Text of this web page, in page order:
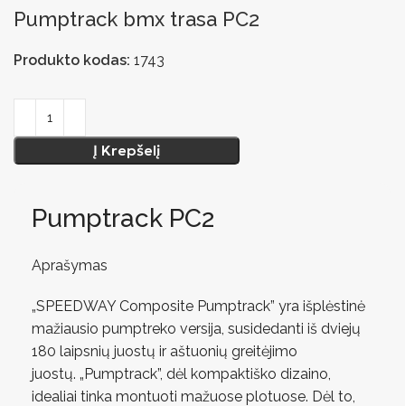
Pumptrack bmx trasa PC2
Produkto kodas: 1743
Į Krepšelį
Pumptrack PC2
Aprašymas
„SPEEDWAY Composite Pumptrack” yra išplėstinė
mažiausio pumptreko versija, susidedanti iš dviejų
180 laipsnių juostų ir aštuonių greitėjimo
juostų. „Pumptrack”, dėl kompaktiško dizaino,
idealiai tinka montuoti mažuose plotuose. Dėl to,